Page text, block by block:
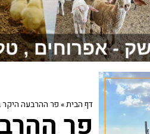
דף הבית» פר ההרבעה היקר ביותר